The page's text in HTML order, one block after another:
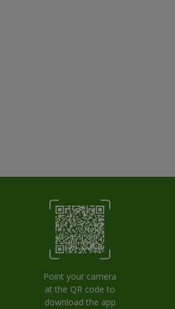
Point your camera
at the QR code to
download the app